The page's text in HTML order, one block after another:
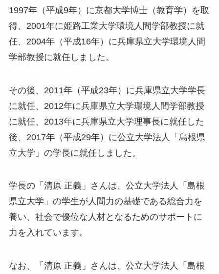
1997年（平成9年）に京都大学博士（教育学）を取
得、2001年に姫路工業大学環境人間学部教授に就
任、2004年（平成16年）に兵庫県立大学環境人間
学部教授に就任しました。
その後、2011年（平成23年）に兵庫県立大学学長
に就任、2012年に兵庫県立大学環境人間学部教授
に就任、2013年に兵庫県立大学理事長に就任した
後、2017年（平成29年）に公立大学法人「島根県
立大学」の学長に就任しました。
学長の「清原 正義」さんは、公立大学法人「島根
県立大学」の学生が人間力の基礎である総合力を
養い、社会で優位な人材となるためのサポートに
力を入れています。
なお、「清原 正義」さんは、公立大学法人「島根